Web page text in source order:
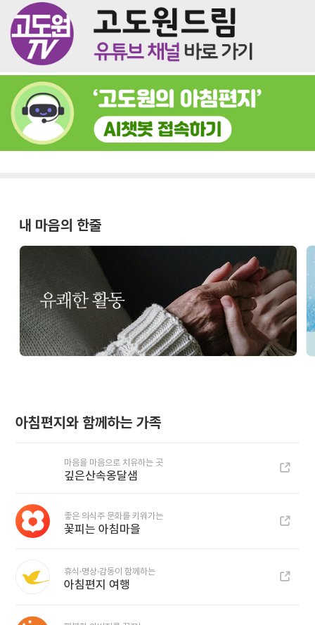
내 마음의 한줄
아침편지와 함께하는 가족
마음을 마음으로 치유하는 곳
깊은산속옹달샘
좋은 의식주 문화를 키워가는
꽃피는 아침마을
휴식·명상·감동이 함께하는
아침편지 여행